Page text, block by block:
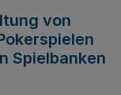
von
Spielbanken